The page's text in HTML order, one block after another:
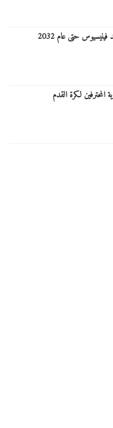
حتى عام 2032
لكرة القدم